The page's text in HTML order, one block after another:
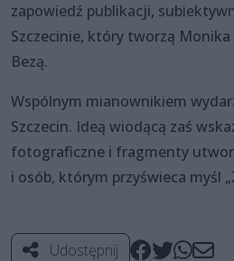
zapowiedź publikacji,
Szczecinie, który tworzą Monika
Bezą.
Wspólnym mianownikiem
Szczecin. Ideą wiodącą zaś
fotograficzne i fragmenty
i osób, którym przyświeca myśl
Udostępnij